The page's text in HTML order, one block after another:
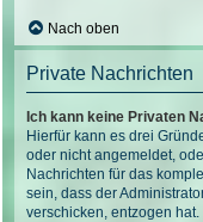
Nach oben
Private Nachrichten
Ich kann keine Privaten
Hierfür kann es drei
oder nicht angemeldet,
Nachrichten für das
sein, dass der
verschicken, entzogen